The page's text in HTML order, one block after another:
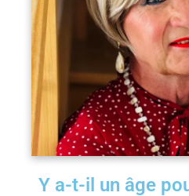
Y a-t-il un âge